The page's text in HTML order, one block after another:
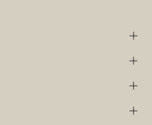
van voorheen en de hotste
vormgeving die onze
bij de rest van je meubels
kleuren- of